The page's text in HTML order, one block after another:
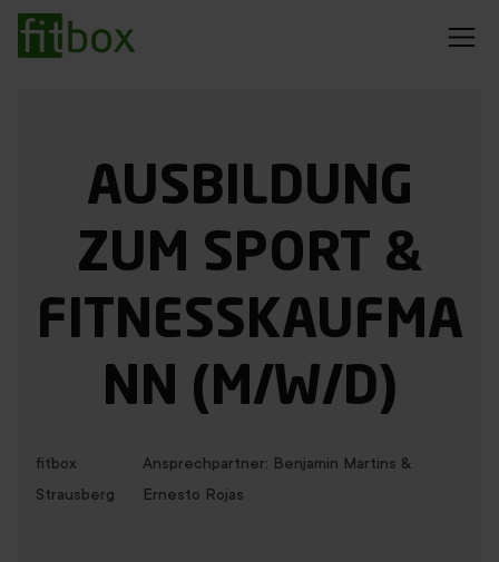
Abnehmen
Trainingserfolge
Dein Standort konnte nicht ermittelt werden
Studio finden Probetraining sichern
20min Training
Immer mit Personal Trainer
AUSBILDUNG
ZUM SPORT &
FITNESSKAUFMA
NN (M/W/D)
fitbox
Strausberg
Ansprechpartner: Benjamin Martins &
Ernesto Rojas